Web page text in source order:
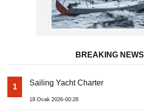
BREAKING NEWS
1 Sailing Yacht Charter
18 Ocak 2026-00:28